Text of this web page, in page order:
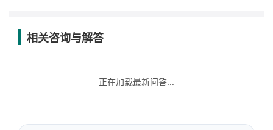
相关咨询与解答
正在加载最新问答...